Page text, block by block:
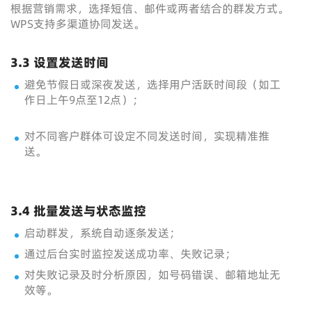
根据营销需求，选择短信、邮件或两者结合的群发方式。
WPS支持多渠道协同发送。
3.3 设置发送时间
避免节假日或深夜发送，选择用户活跃时间段（如工
作日上午9点至12点）；
对不同客户群体可设定不同发送时间，实现精准推
送。
3.4 批量发送与状态监控
启动群发，系统自动逐条发送；
通过后台实时监控发送成功率、失败记录；
对失败记录及时分析原因，如号码错误、邮箱地址无
效等。